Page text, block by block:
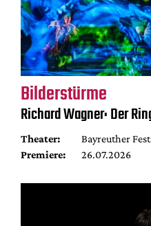
Bilderstürme
Richard Wagner: Der
Theater:
Bayreuther
Premiere:
26.07.2026